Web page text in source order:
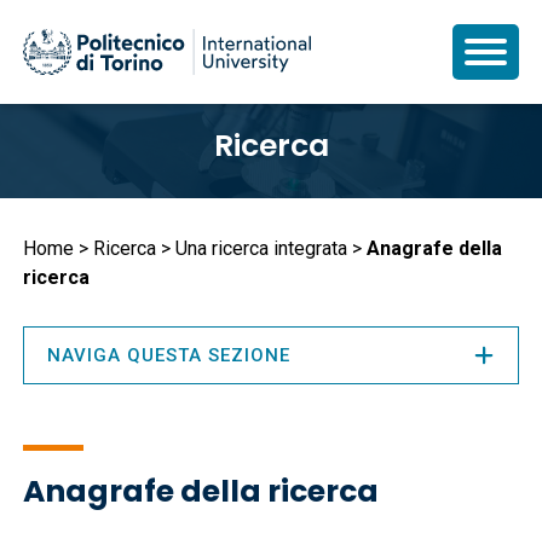
principale
Ricerca
Briciole
di
pane
Home Ricerca Una ricerca integrata
Anagrafe della
ricerca
Anagrafe della ricerca
NAVIGA QUESTA SEZIONE